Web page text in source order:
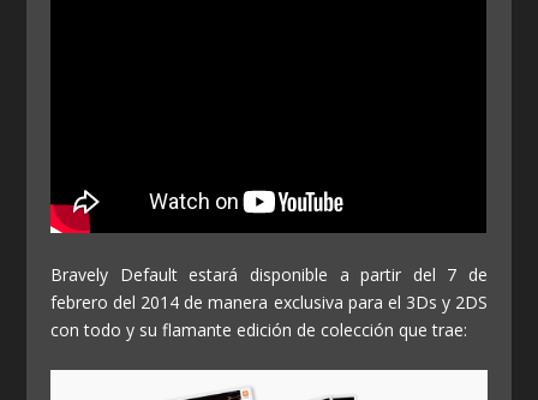
Bravely Default estará disponible a partir del 7 de
febrero del 2014 de manera exclusiva para el 3Ds y 2DS
con todo y su flamante edición de colección que trae: